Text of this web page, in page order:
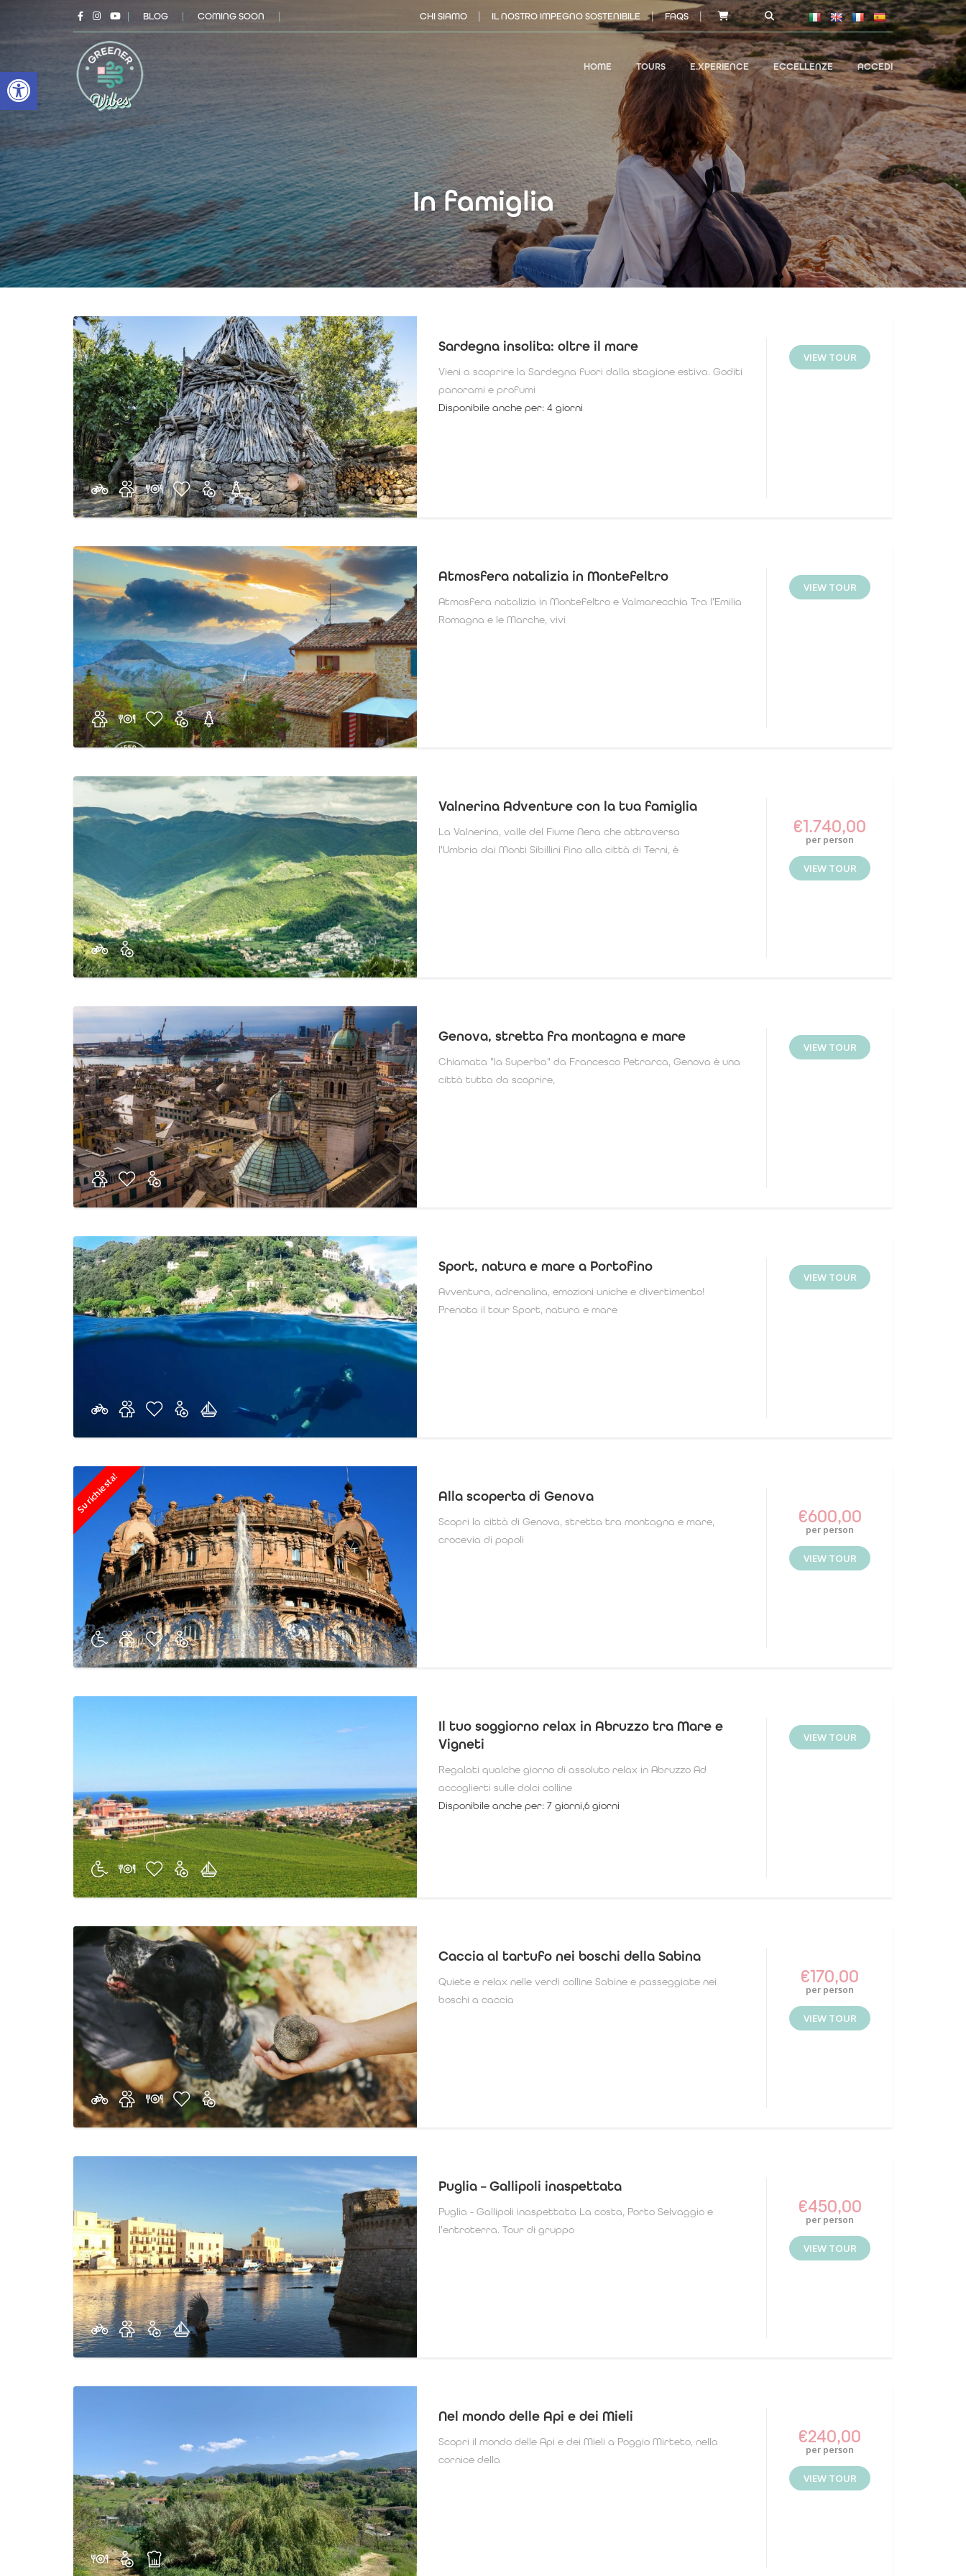
Open toolbar
BLOG COMING SOON CHI SIAMO IL NOSTRO IMPEGNO SOSTENIBILE | FAQS |
HOME TOURS E.XPERIENCE ECCELLENZE ACCEDI
In famiglia
Sardegna insolita: oltre il mare
Vieni a scoprire la Sardegna fuori dalla stagione estiva. Goditi
panorami e profumi
Disponibile anche per: 4 giorni
VIEW TOUR
Atmosfera natalizia in Montefeltro
Atmosfera natalizia in Montefeltro e Valmarecchia Tra l'Emilia
Romagna e le Marche, vivi
VIEW TOUR
Valnerina Adventure con la tua famiglia
La Valnerina, valle del Fiume Nera che attraversa
l'Umbria dai Monti Sibillini fino alla città di Terni, è
€1.740,00
per person
VIEW TOUR
Genova, stretta fra montagna e mare
Chiamata "la Superba" da Francesco Petrarca, Genova è una
città tutta da scoprire,
VIEW TOUR
Sport, natura e mare a Portofino
Avventura, adrenalina, emozioni uniche e divertimento!
Prenota il tour Sport, natura e mare
VIEW TOUR
Su richiesta! Alla scoperta di Genova
Scopri la città di Genova, stretta tra montagna e mare,
crocevia di popoli
€600,00
per person
VIEW TOUR
Il tuo soggiorno relax in Abruzzo tra Mare e
Vigneti
Regalati qualche giorno di assoluto relax in Abruzzo Ad
accoglierti sulle dolci colline
Disponibile anche per: 7 giorni,6 giorni
VIEW TOUR
Caccia al tartufo nei boschi della Sabina
Quiete e relax nelle verdi colline Sabine e passeggiate nei
boschi a caccia
€170,00
per person
VIEW TOUR
Puglia – Gallipoli inaspettata
Puglia - Gallipoli inaspettata La costa, Porto Selvaggio e
l'entroterra. Tour di gruppo
€450,00
per person
VIEW TOUR
Nel mondo delle Api e dei Mieli
Scopri il mondo delle Api e dei Mieli a Poggio Mirteto, nella
cornice della
€240,00
per person
VIEW TOUR